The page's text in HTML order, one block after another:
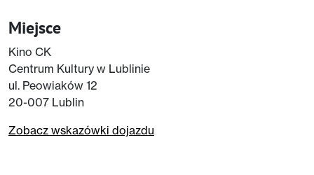
Miejsce
Kino CK
Centrum Kultury w Lublinie
ul. Peowiaków 12
20-007 Lublin
Zobacz wskazówki dojazdu